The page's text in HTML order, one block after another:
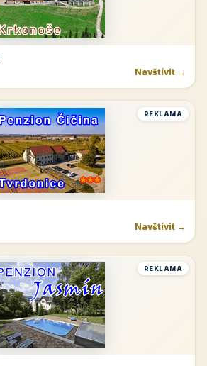
Navštívit →
REKLAMA
Navštívit →
REKLAMA